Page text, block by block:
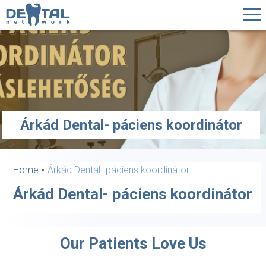
Árkád Dental- páciens koordinátor
Home Árkád Dental- páciens koordinátor
Árkád Dental- páciens koordinátor
Our Patients Love Us